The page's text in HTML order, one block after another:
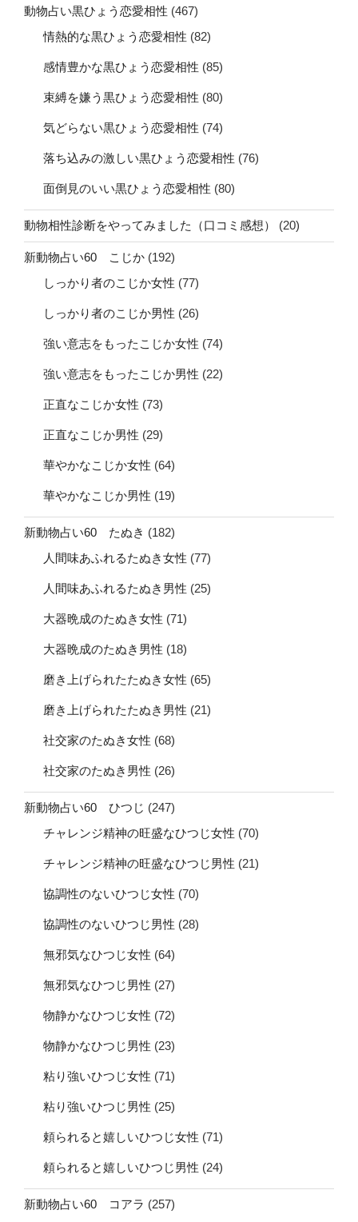
動物占い黒ひょう恋愛相性 (467)
情熱的な黒ひょう恋愛相性 (82)
感情豊かな黒ひょう恋愛相性 (85)
束縛を嫌う黒ひょう恋愛相性 (80)
気どらない黒ひょう恋愛相性 (74)
落ち込みの激しい黒ひょう恋愛相性 (76)
面倒見のいい黒ひょう恋愛相性 (80)
動物相性診断をやってみました（口コミ感想） (20)
新動物占い60 こじか (192)
しっかり者のこじか女性 (77)
しっかり者のこじか男性 (26)
強い意志をもったこじか女性 (74)
強い意志をもったこじか男性 (22)
正直なこじか女性 (73)
正直なこじか男性 (29)
華やかなこじか女性 (64)
華やかなこじか男性 (19)
新動物占い60 たぬき (182)
人間味あふれるたぬき女性 (77)
人間味あふれるたぬき男性 (25)
大器晩成のたぬき女性 (71)
大器晩成のたぬき男性 (18)
磨き上げられたたぬき女性 (65)
磨き上げられたたぬき男性 (21)
社交家のたぬき女性 (68)
社交家のたぬき男性 (26)
新動物占い60 ひつじ (247)
チャレンジ精神の旺盛なひつじ女性 (70)
チャレンジ精神の旺盛なひつじ男性 (21)
協調性のないひつじ女性 (70)
協調性のないひつじ男性 (28)
無邪気なひつじ女性 (64)
無邪気なひつじ男性 (27)
物静かなひつじ女性 (72)
物静かなひつじ男性 (23)
粘り強いひつじ女性 (71)
粘り強いひつじ男性 (25)
頼られると嬉しいひつじ女性 (71)
頼られると嬉しいひつじ男性 (24)
新動物占い60 コアラ (257)